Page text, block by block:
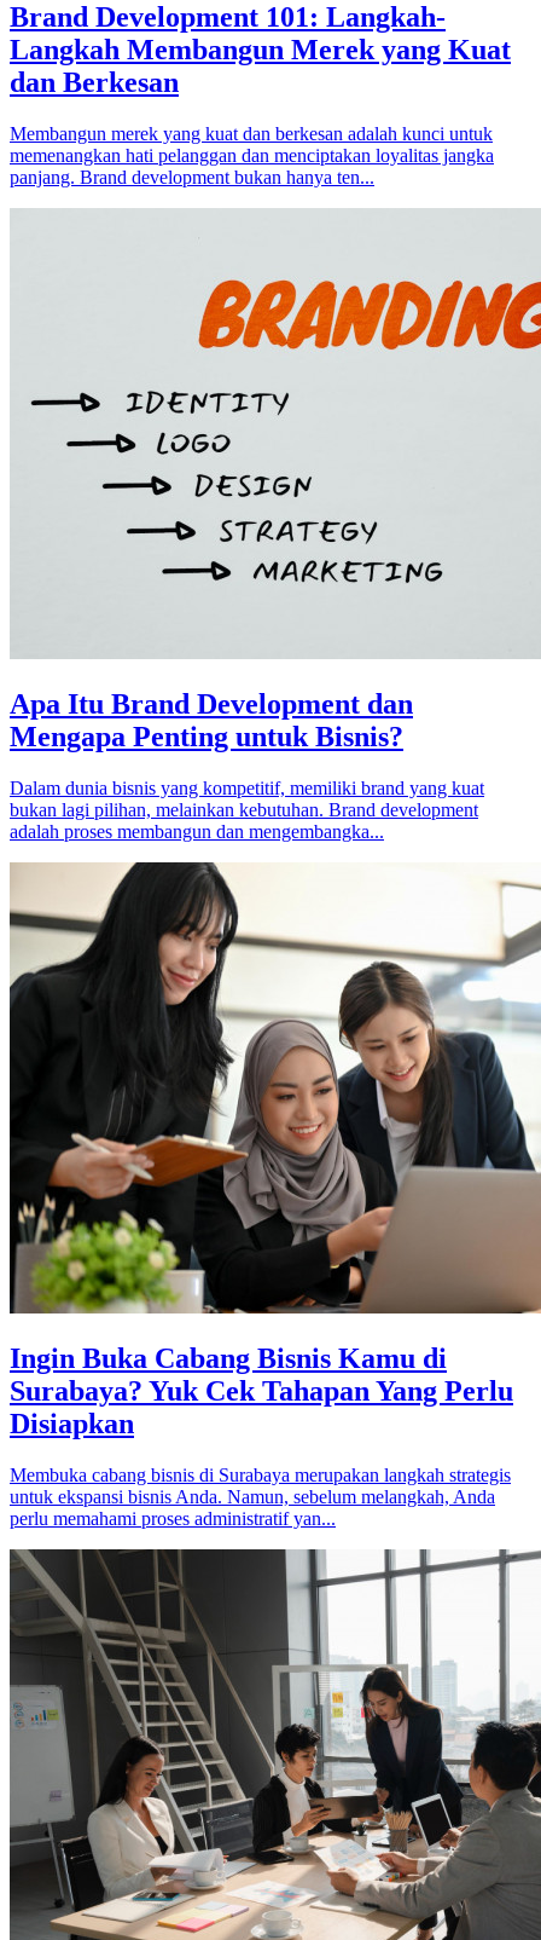
Brand Development 101: Langkah-
Langkah Membangun Merek yang Kuat
dan Berkesan
Membangun merek yang kuat dan berkesan adalah kunci untuk
memenangkan hati pelanggan dan menciptakan loyalitas jangka
panjang. Brand development bukan hanya ten...
Apa Itu Brand Development dan
Mengapa Penting untuk Bisnis?
Dalam dunia bisnis yang kompetitif, memiliki brand yang kuat
bukan lagi pilihan, melainkan kebutuhan. Brand development
adalah proses membangun dan mengembangka...
Ingin Buka Cabang Bisnis Kamu di
Surabaya? Yuk Cek Tahapan Yang Perlu
Disiapkan
Membuka cabang bisnis di Surabaya merupakan langkah strategis
untuk ekspansi bisnis Anda. Namun, sebelum melangkah, Anda
perlu memahami proses administratif yan...